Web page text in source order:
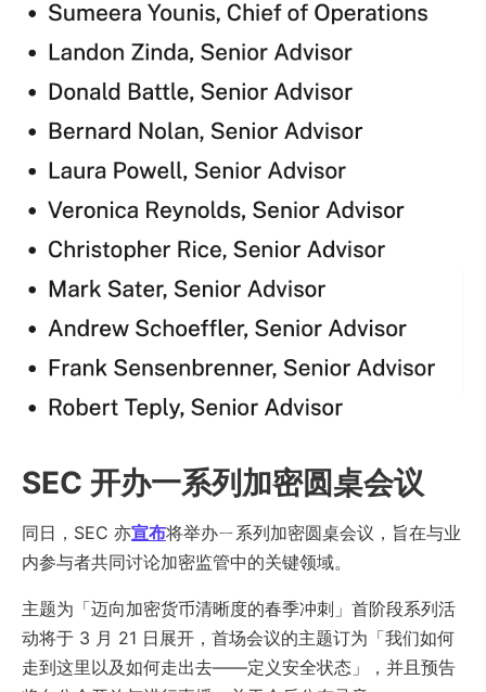
SEC 开办一系列加密圆桌会议
同日，SEC 亦宣布将举办ㄧ系列加密圆桌会议，旨在与业
内参与者共同讨论加密监管中的关键领域。
主题为「迈向加密货币清晰度的春季冲刺」首阶段系列活
动将于 3 月 21 日展开，首场会议的主题订为「我们如何
走到这里以及如何走出去——定义安全状态」，并且预告